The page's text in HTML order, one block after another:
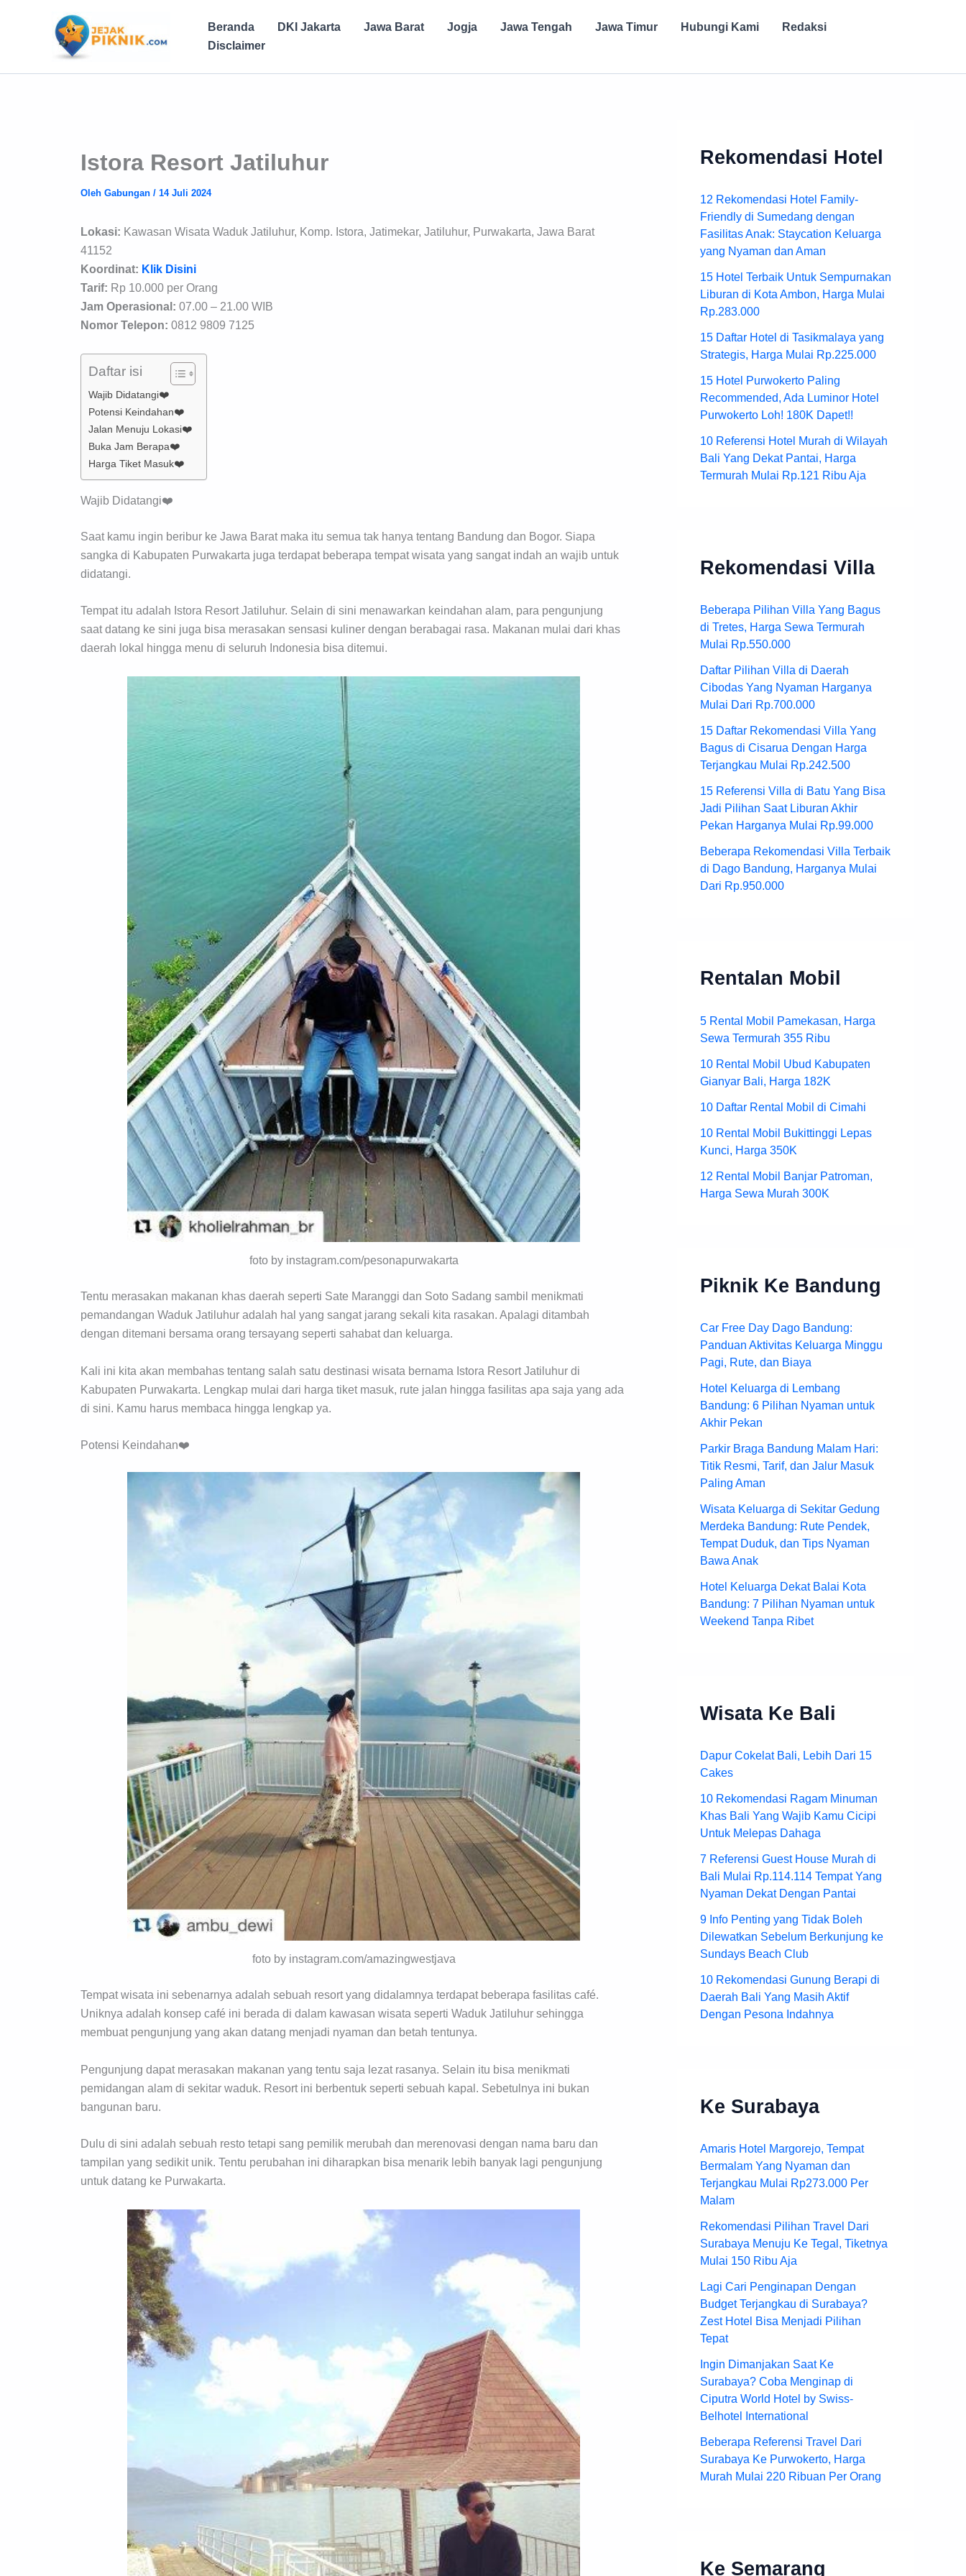
Beranda DKI Jakarta Jawa Barat Jogja Jawa Tengah Jawa Timur Hubungi Kami
Redaksi
Disclaimer
Istora Resort Jatiluhur
Oleh Gabungan / 14 Juli 2024
Lokasi: Kawasan Wisata Waduk Jatiluhur, Komp. Istora, Jatimekar, Jatiluhur, Purwakarta, Jawa Barat
41152
Koordinat: Klik Disini
Tarif: Rp 10.000 per Orang
Jam Operasional: 07.00 – 21.00 WIB
Nomor Telepon: 0812 9809 7125
Daftar isi
Wajib Didatangi❤️
Potensi Keindahan❤️
Jalan Menuju Lokasi❤️
Buka Jam Berapa❤️
Harga Tiket Masuk❤️
Wajib Didatangi❤️
Saat kamu ingin beribur ke Jawa Barat maka itu semua tak hanya tentang Bandung dan Bogor. Siapa
sangka di Kabupaten Purwakarta juga terdapat beberapa tempat wisata yang sangat indah an wajib untuk
didatangi.
Tempat itu adalah Istora Resort Jatiluhur. Selain di sini menawarkan keindahan alam, para pengunjung
saat datang ke sini juga bisa merasakan sensasi kuliner dengan berabagai rasa. Makanan mulai dari khas
daerah lokal hingga menu di seluruh Indonesia bisa ditemui.
foto by instagram.com/pesonapurwakarta
Tentu merasakan makanan khas daerah seperti Sate Maranggi dan Soto Sadang sambil menikmati
pemandangan Waduk Jatiluhur adalah hal yang sangat jarang sekali kita rasakan. Apalagi ditambah
dengan ditemani bersama orang tersayang seperti sahabat dan keluarga.
Kali ini kita akan membahas tentang salah satu destinasi wisata bernama Istora Resort Jatiluhur di
Kabupaten Purwakarta. Lengkap mulai dari harga tiket masuk, rute jalan hingga fasilitas apa saja yang ada
di sini. Kamu harus membaca hingga lengkap ya.
Potensi Keindahan❤️
foto by instagram.com/amazingwestjava
Tempat wisata ini sebenarnya adalah sebuah resort yang didalamnya terdapat beberapa fasilitas café.
Uniknya adalah konsep café ini berada di dalam kawasan wisata seperti Waduk Jatiluhur sehingga
membuat pengunjung yang akan datang menjadi nyaman dan betah tentunya.
Pengunjung dapat merasakan makanan yang tentu saja lezat rasanya. Selain itu bisa menikmati
pemidangan alam di sekitar waduk. Resort ini berbentuk seperti sebuah kapal. Sebetulnya ini bukan
bangunan baru.
Dulu di sini adalah sebuah resto tetapi sang pemilik merubah dan merenovasi dengan nama baru dan
tampilan yang sedikit unik. Tentu perubahan ini diharapkan bisa menarik lebih banyak lagi pengunjung
untuk datang ke Purwakarta.
Rekomendasi Hotel
12 Rekomendasi Hotel Family-
Friendly di Sumedang dengan
Fasilitas Anak: Staycation Keluarga
yang Nyaman dan Aman
15 Hotel Terbaik Untuk Sempurnakan
Liburan di Kota Ambon, Harga Mulai
Rp.283.000
15 Daftar Hotel di Tasikmalaya yang
Strategis, Harga Mulai Rp.225.000
15 Hotel Purwokerto Paling
Recommended, Ada Luminor Hotel
Purwokerto Loh! 180K Dapet!!
10 Referensi Hotel Murah di Wilayah
Bali Yang Dekat Pantai, Harga
Termurah Mulai Rp.121 Ribu Aja
Rekomendasi Villa
Beberapa Pilihan Villa Yang Bagus
di Tretes, Harga Sewa Termurah
Mulai Rp.550.000
Daftar Pilihan Villa di Daerah
Cibodas Yang Nyaman Harganya
Mulai Dari Rp.700.000
15 Daftar Rekomendasi Villa Yang
Bagus di Cisarua Dengan Harga
Terjangkau Mulai Rp.242.500
15 Referensi Villa di Batu Yang Bisa
Jadi Pilihan Saat Liburan Akhir
Pekan Harganya Mulai Rp.99.000
Beberapa Rekomendasi Villa Terbaik
di Dago Bandung, Harganya Mulai
Dari Rp.950.000
Rentalan Mobil
5 Rental Mobil Pamekasan, Harga
Sewa Termurah 355 Ribu
10 Rental Mobil Ubud Kabupaten
Gianyar Bali, Harga 182K
10 Daftar Rental Mobil di Cimahi
10 Rental Mobil Bukittinggi Lepas
Kunci, Harga 350K
12 Rental Mobil Banjar Patroman,
Harga Sewa Murah 300K
Piknik Ke Bandung
Car Free Day Dago Bandung:
Panduan Aktivitas Keluarga Minggu
Pagi, Rute, dan Biaya
Hotel Keluarga di Lembang
Bandung: 6 Pilihan Nyaman untuk
Akhir Pekan
Parkir Braga Bandung Malam Hari:
Titik Resmi, Tarif, dan Jalur Masuk
Paling Aman
Wisata Keluarga di Sekitar Gedung
Merdeka Bandung: Rute Pendek,
Tempat Duduk, dan Tips Nyaman
Bawa Anak
Hotel Keluarga Dekat Balai Kota
Bandung: 7 Pilihan Nyaman untuk
Weekend Tanpa Ribet
Wisata Ke Bali
Dapur Cokelat Bali, Lebih Dari 15
Cakes
10 Rekomendasi Ragam Minuman
Khas Bali Yang Wajib Kamu Cicipi
Untuk Melepas Dahaga
7 Referensi Guest House Murah di
Bali Mulai Rp.114.114 Tempat Yang
Nyaman Dekat Dengan Pantai
9 Info Penting yang Tidak Boleh
Dilewatkan Sebelum Berkunjung ke
Sundays Beach Club
10 Rekomendasi Gunung Berapi di
Daerah Bali Yang Masih Aktif
Dengan Pesona Indahnya
Ke Surabaya
Amaris Hotel Margorejo, Tempat
Bermalam Yang Nyaman dan
Terjangkau Mulai Rp273.000 Per
Malam
Rekomendasi Pilihan Travel Dari
Surabaya Menuju Ke Tegal, Tiketnya
Mulai 150 Ribu Aja
Lagi Cari Penginapan Dengan
Budget Terjangkau di Surabaya?
Zest Hotel Bisa Menjadi Pilihan
Tepat
Ingin Dimanjakan Saat Ke
Surabaya? Coba Menginap di
Ciputra World Hotel by Swiss-
Belhotel International
Beberapa Referensi Travel Dari
Surabaya Ke Purwokerto, Harga
Murah Mulai 220 Ribuan Per Orang
Ke Semarang